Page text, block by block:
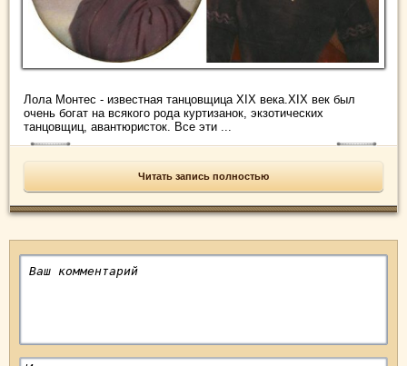
Лола Монтес - известная танцовщица XIX века.XIX век был
очень богат на всякого рода куртизанок, экзотических
танцовщиц, авантюристок. Все эти ...
Читать запись полностью